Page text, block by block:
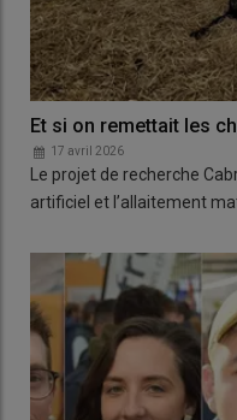
Et si on remettait les
17 avril 2026
Le projet de recherche
artificiel et l’allaitement